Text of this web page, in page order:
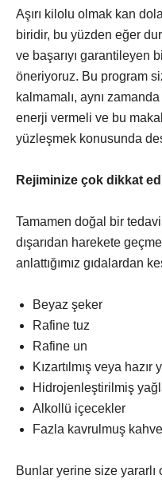
Aşırı kilolu olmak kan
biridir, bu yüzden eğer
ve başarıyı garantileyen
öneriyoruz. Bu program
kalmamalı, aynı
enerji vermeli ve bu
yüzleşmek konusunda
Rejiminize çok dikkat
Tamamen doğal bir
dışarıdan harekete
anlattığımız gıdalardan
Beyaz şeker
Rafine tuz
Rafine un
Kızartılmış veya hazır
Hidrojenleştirilmiş
Alkollü içecekler
Fazla kavrulmuş kahve
Bunlar yerine size